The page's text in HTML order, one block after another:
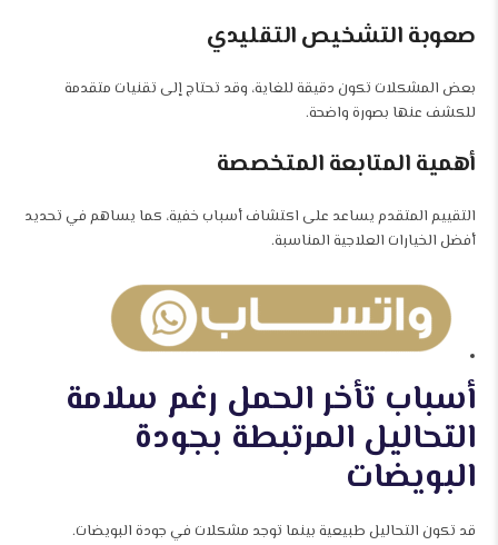
صعوبة التشخيص التقليدي
بعض المشكلات تكون دقيقة للغاية، وقد تحتاج إلى تقنيات متقدمة
للكشف عنها بصورة واضحة.
أهمية المتابعة المتخصصة
التقييم المتقدم يساعد على اكتشاف أسباب خفية، كما يساهم في تحديد
أفضل الخيارات العلاجية المناسبة.
أسباب تأخر الحمل رغم سلامة
التحاليل المرتبطة بجودة
البويضات
قد تكون التحاليل طبيعية بينما توجد مشكلات في جودة البويضات.